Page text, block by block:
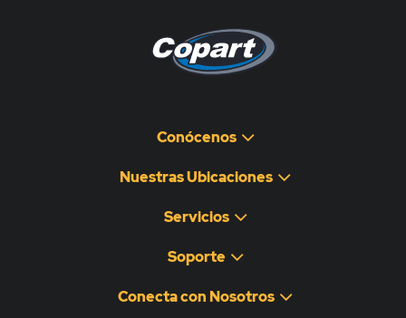
Conócenos
Nuestras Ubicaciones
Servicios
Soporte
Conecta con Nosotros